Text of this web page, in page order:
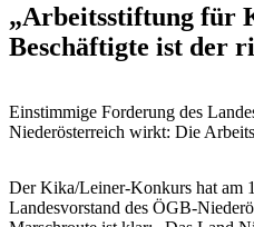
„Arbeitsstiftung für
Beschäftigte ist der
Einstimmige Forderung des
Niederösterreich wirkt: Die
Der Kika/Leiner-Konkurs hat am
Landesvorstand des ÖGB-